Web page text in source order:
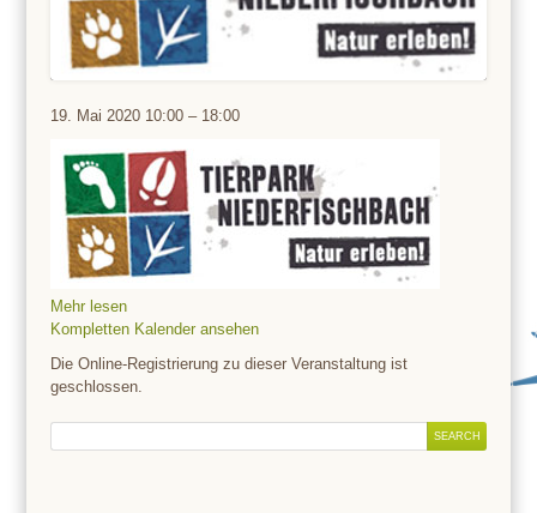
Tierpark
19. Mai 2020 10:00 – 18:00
Mehr lesen
Kompletten Kalender ansehen
Die Online-Registrierung zu dieser Veranstaltung ist
geschlossen.